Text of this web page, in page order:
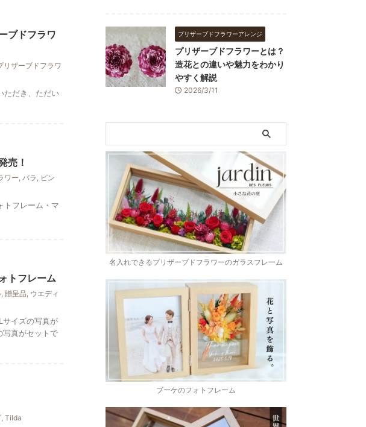
ブドフラワ
リザーブドフラワ
ただき、ただい
売！
ワー バラ
ピン
トフレーム・マ
トフレーム
贈呈品 ウエディ
サイズの写真が
写真がセットで
Tilda
プリザーブドフラワーアレンジ
プリザーブドフラワーとは？
造花との違いや魅力をわかり
やすく解説
2026/3/11
名入れできるプリザーブドフラワーのガラスフレーム
ブーケのフォトフレーム